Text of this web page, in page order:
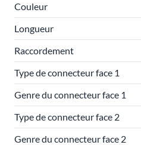
Couleur
Longueur
Raccordement
Type de connecteur face 1
Genre du connecteur face 1
Type de connecteur face 2
Genre du connecteur face 2